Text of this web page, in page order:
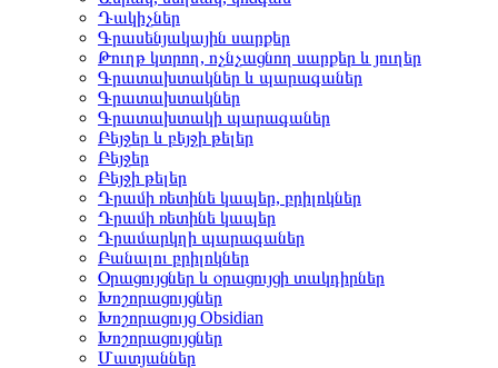
Դակիչներ
Գրասենյակային սարքեր
Թուղթ կտրող, ոչնչացնող սարքեր և յուղեր
Գրատախտակներ և պարագաներ
Գրատախտակներ
Գրատախտակի պարագաներ
Բեյջեր և բեյջի թելեր
Բեյջեր
Բեյջի թելեր
Դրամի ռետինե կապեր, բրիլոկներ
Դրամի ռետինե կապեր
Դրամարկղի պարագաներ
Բանալու բրիլոկներ
Օրացույցներ և օրացույցի տակդիրներ
Խոշորացույցներ
Խոշորացույց Obsidian
Խոշորացույցներ
Մատյաններ